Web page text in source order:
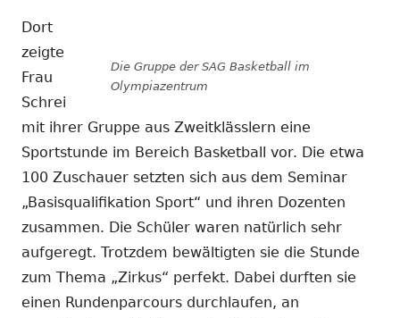
Die Gruppe der SAG Basketball im
Olympiazentrum
Dort
zeigte
Frau
Schrei
mit ihrer Gruppe aus Zweitklässlern eine
Sportstunde im Bereich Basketball vor. Die etwa
100 Zuschauer setzten sich aus dem Seminar
„Basisqualifikation Sport“ und ihren Dozenten
zusammen. Die Schüler waren natürlich sehr
aufgeregt. Trotzdem bewältigten sie die Stunde
zum Thema „Zirkus“ perfekt. Dabei durften sie
einen Rundenparcours durchlaufen, an